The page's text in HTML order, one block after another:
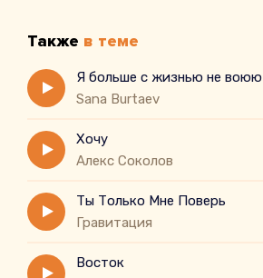
А только помогала мне
Снегири
Также в теме
Я больше с жизнью не воюю
Sana Burtaev
Хочу
Алекс Соколов
Ты Только Мне Поверь
Гравитация
Восток